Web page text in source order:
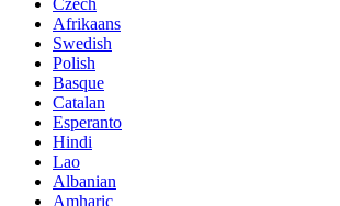
Afrikaans
Swedish
Polish
Basque
Catalan
Esperanto
Hindi
Lao
Albanian
Amharic